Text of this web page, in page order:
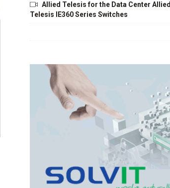
Allied Telesis for the Data Center Allied
Telesis IE360 Series Switches